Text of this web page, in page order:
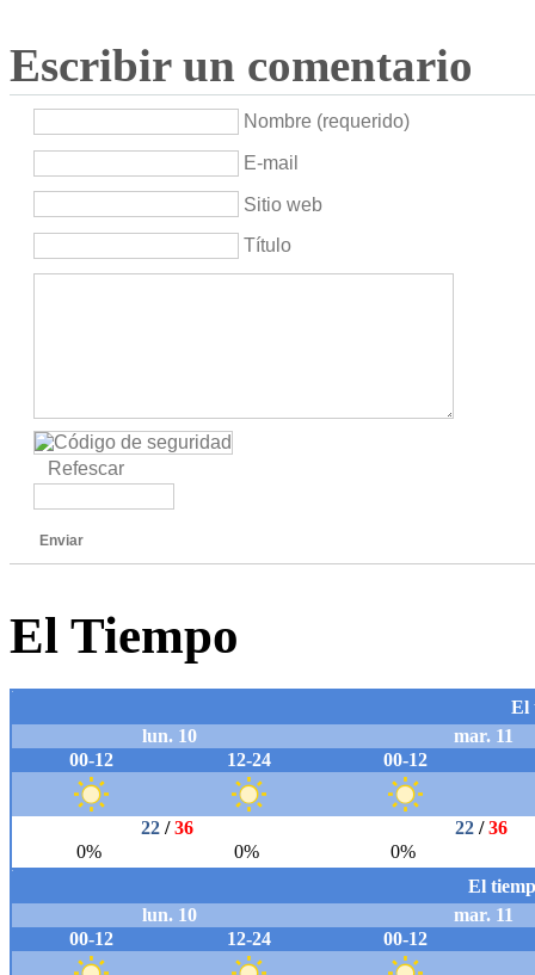
Escribir un comentario
Nombre (requerido)
E-mail
Sitio web
Título
Refescar
Enviar
El Tiempo